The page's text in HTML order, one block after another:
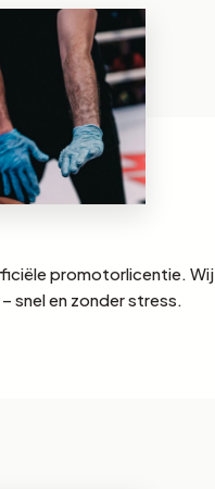
promotorlicentie. Wij
snel en zonder stress.